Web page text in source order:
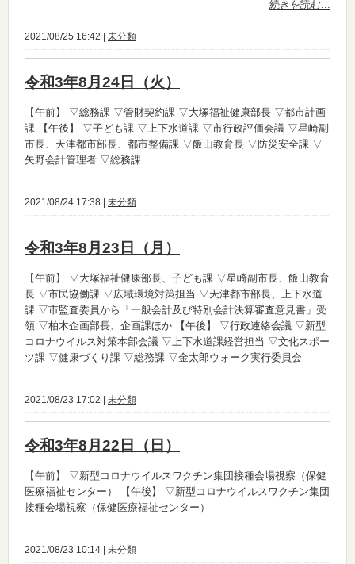
続きを読む...
2021/08/25 16:42 | 未分類
令和3年8月24日（火）
【午前】
▽総務課 ▽管財契約課 ▽大塚福祉健康部長 ▽都市計画
課 【午後】
▽子ども課 ▽上下水道課 ▽市行政評価会議 ▽星崎副
市長、天津都市部長、都市整備課 ▽飯山教育長 ▽防災安全課 ▽
矢野会計管理者 ▽総務課
2021/08/24 17:38 | 未分類
令和3年8月23日（月）
【午前】
▽大塚福祉健康部長、子ども課 ▽星崎副市長、飯山教育
長 ▽市民協働課 ▽広域環境対策担当 ▽天津都市部長、上下水道
課 ▽市監査委員から「一般会計及び特別会計決算審査意見書」受
領 ▽柏木企画部長、企画課ほか 【午後】
▽行政連絡会議 ▽新型
コロナウイルス対策本部会議 ▽上下水道課経営担当 ▽文化スポー
ツ課 ▽健康づくり課 ▽総務課 ▽金太郎ウォーク実行委員会
2021/08/23 17:02 | 未分類
令和3年8月22日（日）
【午前】
▽新型コロナウイルスワクチン集団接種会場視察（保健
医療福祉センター）
【午後】
▽新型コロナウイルスワクチン集団
接種会場視察（保健医療福祉センター）
2021/08/23 10:14 | 未分類